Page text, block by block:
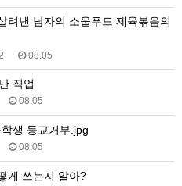
08.05
직업
08.05
생 등교거부.jpg
08.05
게 쓰는지 알아?